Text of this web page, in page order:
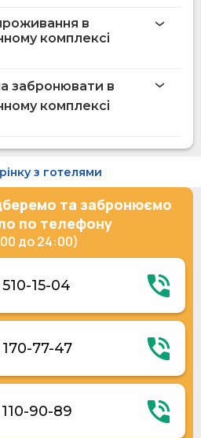
номер
запитом
в
комплексі
забронювати в
комплексі
з готелями
та забронюємо
по телефону
до 24:00)
15-04
77-47
90-89